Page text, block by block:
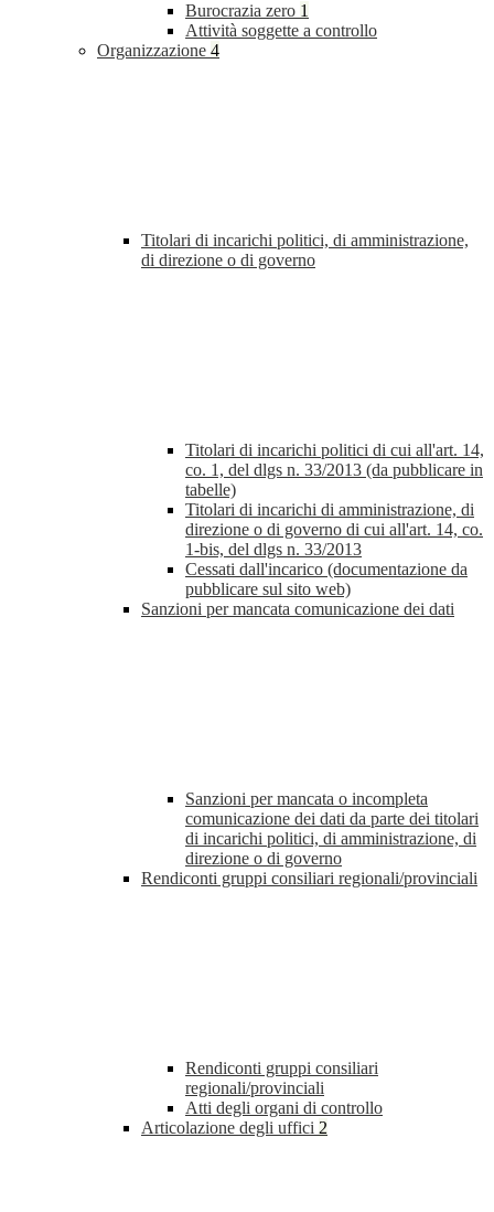
Burocrazia zero 1
Attività soggette a controllo
Organizzazione 4
Titolari di incarichi politici, di amministrazione,
di direzione o di governo
Titolari di incarichi politici di cui all'art. 14,
co. 1, del dlgs n. 33/2013 (da pubblicare in
tabelle)
Titolari di incarichi di amministrazione, di
direzione o di governo di cui all'art. 14, co.
1-bis, del dlgs n. 33/2013
Cessati dall'incarico (documentazione da
pubblicare sul sito web)
Sanzioni per mancata comunicazione dei dati
Sanzioni per mancata o incompleta
comunicazione dei dati da parte dei titolari
di incarichi politici, di amministrazione, di
direzione o di governo
Rendiconti gruppi consiliari regionali/provinciali
Rendiconti gruppi consiliari
regionali/provinciali
Atti degli organi di controllo
Articolazione degli uffici 2